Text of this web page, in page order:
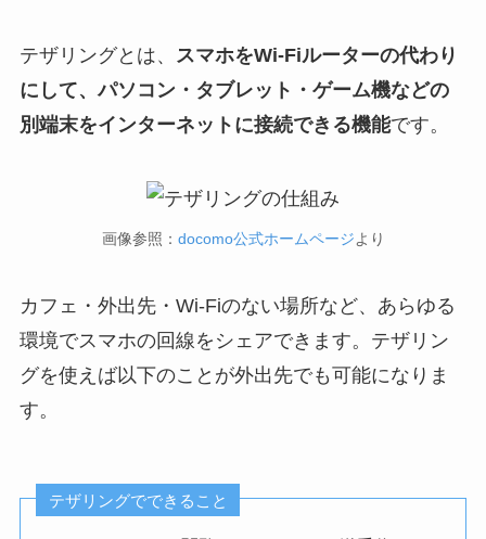
テザリングとは、 スマホをWi-Fiルーターの代わり
にして、パソコン・タブレット・ゲーム機などの
別端末をインターネットに接続できる機能です。
画像参照： docomo公式ホームページより
カフェ・外出先・Wi-Fiのない場所など、あらゆる
環境でスマホの回線をシェアできます。テザリン
グを使えば以下のことが外出先でも可能になりま
す。
テザリングでできること